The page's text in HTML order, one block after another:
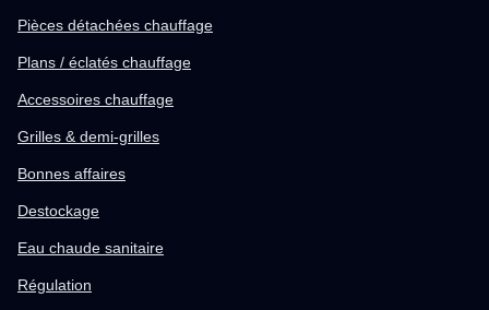
Pièces détachées chauffage
Plans / éclatés chauffage
Accessoires chauffage
Grilles & demi-grilles
Bonnes affaires
Destockage
Eau chaude sanitaire
Régulation